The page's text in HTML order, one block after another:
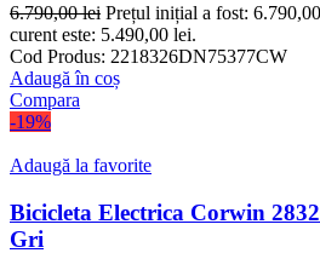
6.790,00lei Prețul inițial a fost:
curent este: 5.490,00 lei.
Cod Produs: 2218326DN75377CW
Adaugă în coș
Compara
-19%
Adaugă la favorite
Bicicleta Electrica Corwin
Gri